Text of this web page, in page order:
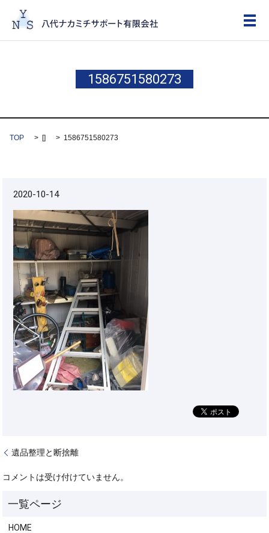
メ
1586751580273
TOP [] 1586751580273
2020-10-14
遺品整理と断捨離
コメントは受け付けていません。
HOME